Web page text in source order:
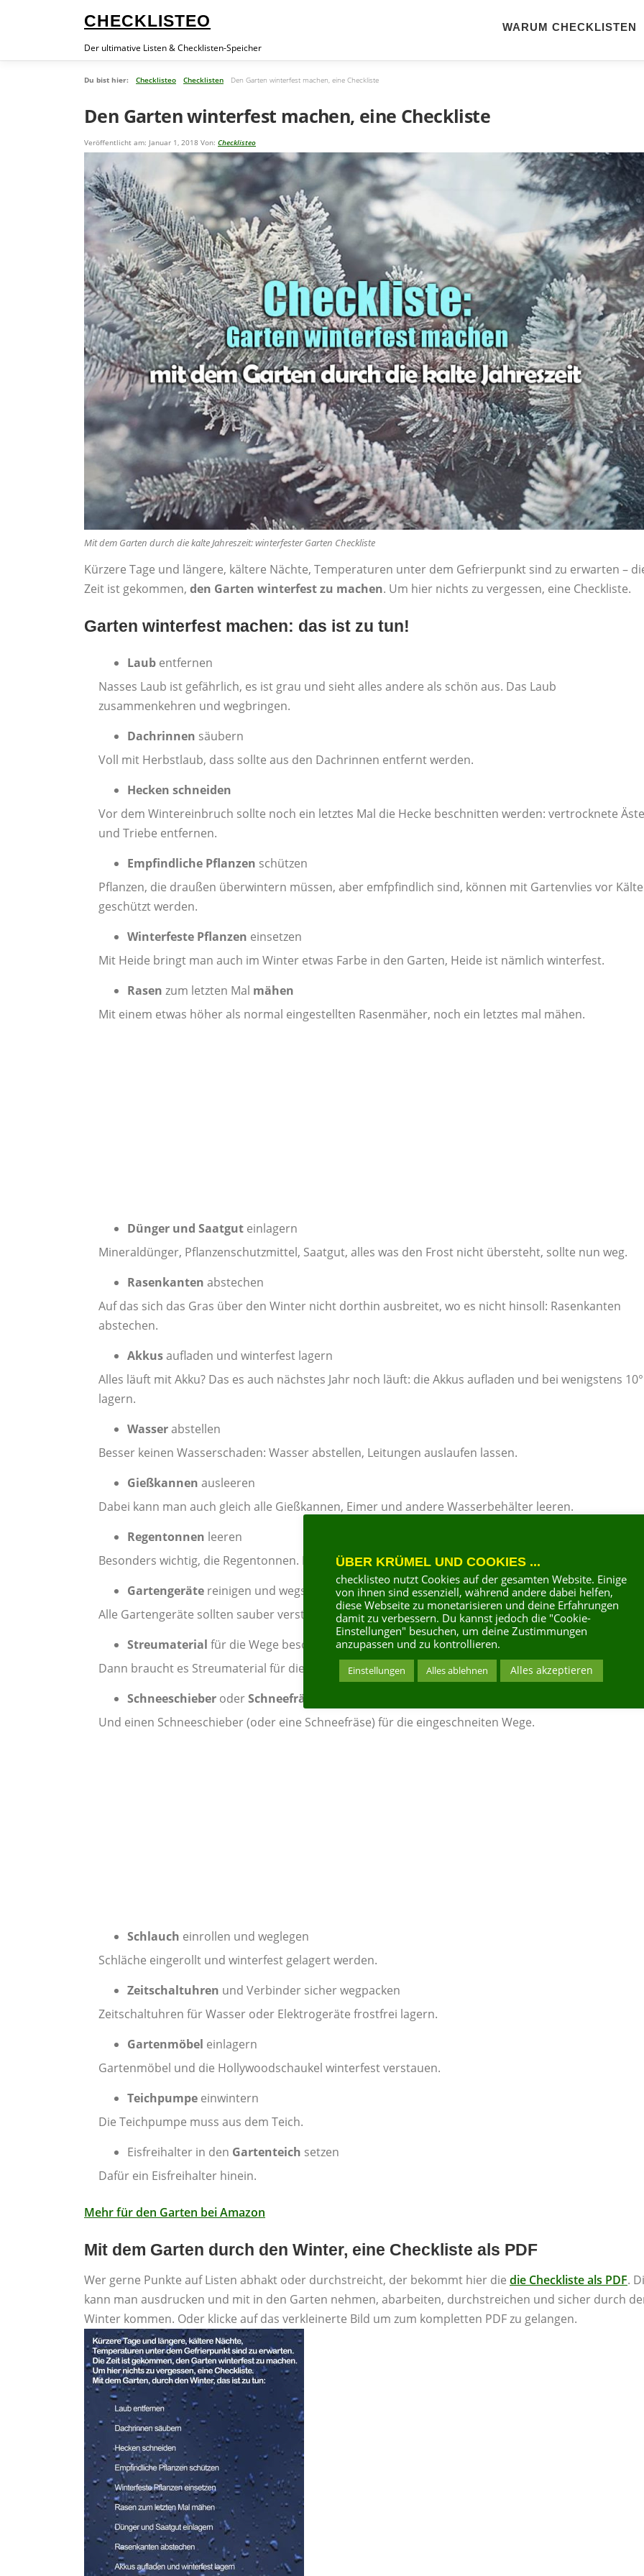
CHECKLISTEO
Der ultimative Listen & Checklisten-Speicher
WARUM CHECKLISTEN
Du bist hier: Checklisteo Checklisten Den Garten winterfest machen, eine Checkliste
Den Garten winterfest machen, eine Checkliste
Veröffentlicht am: Januar 1, 2018 Von: Checklisteo
Mit dem Garten durch die kalte Jahreszeit: winterfester Garten Checkliste
Kürzere Tage und längere, kältere Nächte, Temperaturen unter dem Gefrierpunkt sind zu erwarten –
Zeit ist gekommen, den Garten winterfest zu machen. Um hier nichts zu vergessen, eine Checkliste.
Garten winterfest machen: das ist zu tun!
Laub entfernen
Nasses Laub ist gefährlich, es ist grau und sieht alles andere als schön aus. Das Laub
zusammenkehren und wegbringen.
Dachrinnen säubern
Voll mit Herbstlaub, dass sollte aus den Dachrinnen entfernt werden.
Hecken schneiden
Vor dem Wintereinbruch sollte noch ein letztes Mal die Hecke beschnitten werden: vertrocknete Äste
und Triebe entfernen.
Empfindliche Pflanzen schützen
Pflanzen, die draußen überwintern müssen, aber emfpfindlich sind, können mit Gartenvlies vor Kälte
geschützt werden.
Winterfeste Pflanzen einsetzen
Mit Heide bringt man auch im Winter etwas Farbe in den Garten, Heide ist nämlich winterfest.
Rasen zum letzten Mal mähen
Mit einem etwas höher als normal eingestellten Rasenmäher, noch ein letztes mal mähen.
Dünger und Saatgut einlagern
Mineraldünger, Pflanzenschutzmittel, Saatgut, alles was den Frost nicht übersteht, sollte nun weg.
Rasenkanten abstechen
Auf das sich das Gras über den Winter nicht dorthin ausbreitet, wo es nicht hinsoll: Rasenkanten
abstechen.
Akkusaufladen und winterfest lagern
Alles läuft mit Akku? Das es auch nächstes Jahr noch läuft: die Akkus aufladen und bei wenigstens
lagern.
Wasserabstellen
Besser keinen Wasserschaden: Wasser abstellen, Leitungen auslaufen lassen.
Gießkannen ausleeren
Dabei kann man auch gleich alle Gießkannen, Eimer und andere Wasserbehälter leeren.
Regentonnen leeren
Besonders wichtig, die Regentonnen. Eine kaputte Regetonne müsste unnötigerweise ersetzt
Gartengeräte reinigen und wegstellen
Alle Gartengeräte sollten sauber verstaut sein.
Streumaterial für die Wege besorgen
Dann braucht es Streumaterial für die Wege.
Schneeschieber oderSchneefräse
Und einen Schneeschieber (oder eine Schneefräse) für die eingeschneiten Wege.
Schlauch einrollen und weglegen
Schläche eingerollt und winterfest gelagert werden.
Zeitschaltuhren und Verbinder sicher wegpacken
Zeitschaltuhren für Wasser oder Elektrogeräte frostfrei lagern.
Gartenmöbel einlagern
Gartenmöbel und die Hollywoodschaukel winterfest verstauen.
Teichpumpe einwintern
Die Teichpumpe muss aus dem Teich.
Eisfreihalter in den Gartenteich setzen
Dafür ein Eisfreihalter hinein.
Mehr für den Garten bei Amazon
Mit dem Garten durch den Winter, eine Checkliste als PDF
Wer gerne Punkte auf Listen abhakt oder durchstreicht, der bekommt hier die die Checkliste als PDF.
kann man ausdrucken und mit in den Garten nehmen, abarbeiten, durchstreichen und sicher durch
Winter kommen. Oder klicke auf das verkleinerte Bild um zum kompletten PDF zu gelangen.
ÜBER KRÜMEL UND COOKIES ...
checklisteo nutzt Cookies auf der gesamten Website. Einige
von ihnen sind essenziell, während andere dabei helfen,
diese Webseite zu monetarisieren und deine Erfahrungen
damit zu verbessern. Du kannst jedoch die "Cookie-
Einstellungen" besuchen, um deine Zustimmungen
anzupassen und zu kontrollieren.
Einstellungen Alles ablehnen Alles akzeptieren